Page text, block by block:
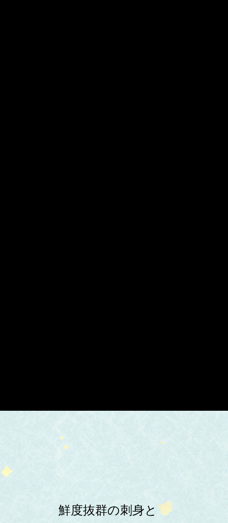
鮮度抜群の刺身と